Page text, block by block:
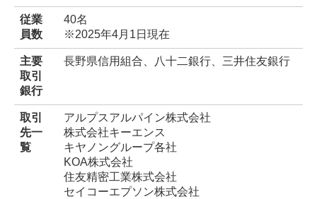
従業
員数
40名
※2025年4月1日現在
主要
取引
銀行
長野県信用組合、八十二銀行、三井住友銀行
取引
先一
覧
アルプスアルパイン株式会社
株式会社キーエンス
キヤノングループ各社
KOA株式会社
住友精密工業株式会社
セイコーエプソン株式会社